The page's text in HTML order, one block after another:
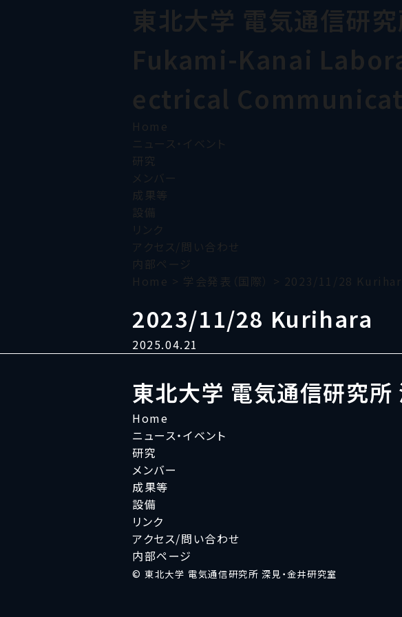
東北大学 電気通信研
Fukami-Kanai
ectrical
Home
ニュース・イベント
研究
メンバー
成果等
設備
リンク
アクセス/問い合わせ
内部ページ
Home > 学会発表（国際） > 2023/11/28
2023/11/28 Kurihara
2025.04.21
東北大学 電気通信研究所
Home
ニュース・イベント
研究
メンバー
成果等
設備
リンク
アクセス/問い合わせ
内部ページ
© 東北大学 電気通信研究所 深見・金井研究室